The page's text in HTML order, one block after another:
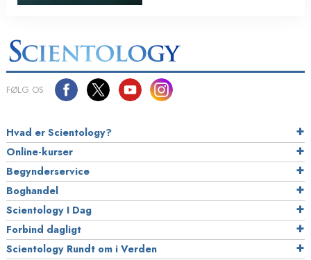
FØLG OS
Hvad er Scientology?
Online-kurser
Begynderservice
Boghandel
Scientology I Dag
Forbind dagligt
Scientology Rundt om i Verden